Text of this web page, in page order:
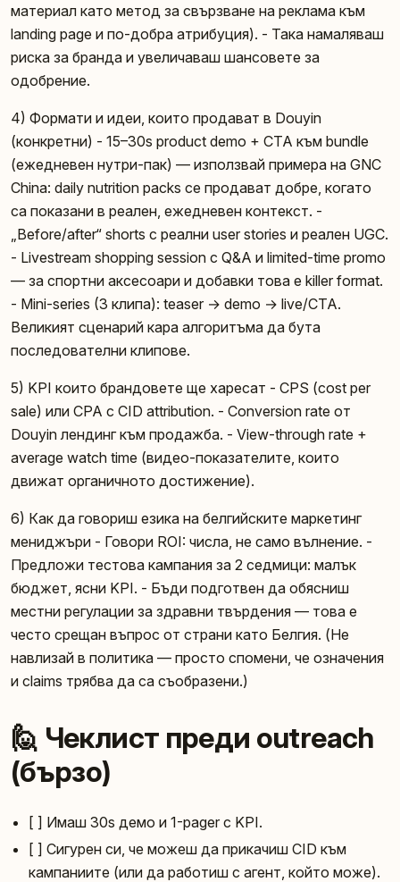
материал като метод за свързване на реклама към
landing page и по-добра атрибуция). - Така намаляваш
риска за бранда и увеличаваш шансовете за
одобрение.
4) Формати и идеи, които продават в Douyin
(конкретни) - 15–30s product demo + CTA към bundle
(ежедневен нутри-пак) — използвай примерa на GNC
China: daily nutrition packs се продават добре, когато
са показани в реален, ежедневен контекст. -
„Before/after“ shorts с реални user stories и реален UGC.
- Livestream shopping session с Q&A и limited-time promo
— за спортни аксесоари и добавки това е killer format.
- Mini-series (3 клипа): teaser → demo → live/CTA.
Великият сценарий кара алгоритъма да бута
последователни клипове.
5) KPI които брандовете ще харесат - CPS (cost per
sale) или CPA с CID attribution. - Conversion rate от
Douyin лендинг към продажба. - View-through rate +
average watch time (видео-показателите, които
движат органичното достижение).
6) Как да говориш езика на белгийските маркетинг
мениджъри - Говори ROI: числа, не само вълнение. -
Предложи тестова кампания за 2 седмици: малък
бюджет, ясни KPI. - Бъди подготвен да обясниш
местни регулации за здравни твърдения — това е
често срещан въпрос от страни като Белгия. (Не
навлизай в политика — просто спомени, че означения
и claims трябва да са съобразени.)
🙋 Чеклист преди outreach
(бързо)
[ ] Имаш 30s демо и 1-pager с KPI.
[ ] Сигурен си, че можеш да прикачиш CID към
кампаниите (или да работиш с агент, който може).